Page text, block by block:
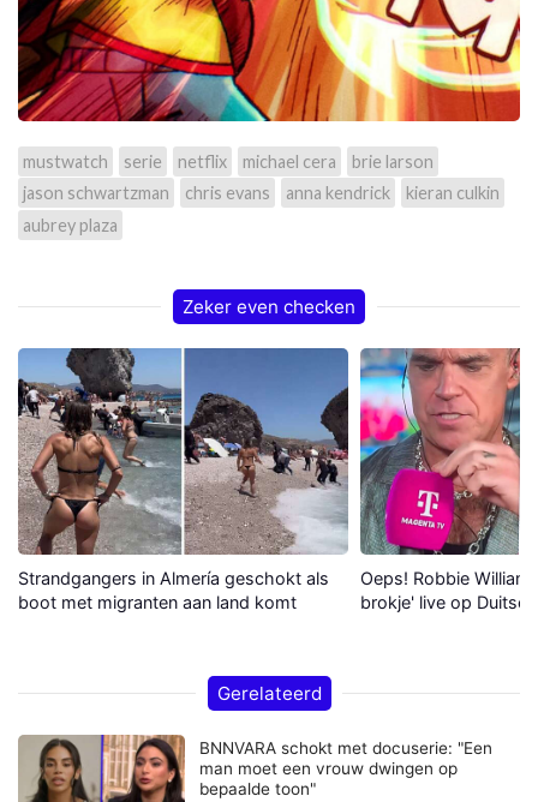
mustwatch serie netflix michael cera
brie larson
jason schwartzman
chris evans anna kendrick
kieran culkin
aubrey plaza
Zeker even checken
Strandgangers in Almería geschokt als
boot met migranten aan land komt
Oeps! Robbie
brokje' live op Duitse
Gerelateerd
BNNVARA schokt met docuserie: "Een
man moet een vrouw dwingen op
bepaalde toon"